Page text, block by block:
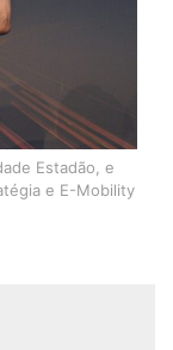
Estadão, e
e E-Mobility